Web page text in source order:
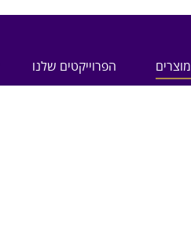
מוצרים הפרוייקטים שלנו